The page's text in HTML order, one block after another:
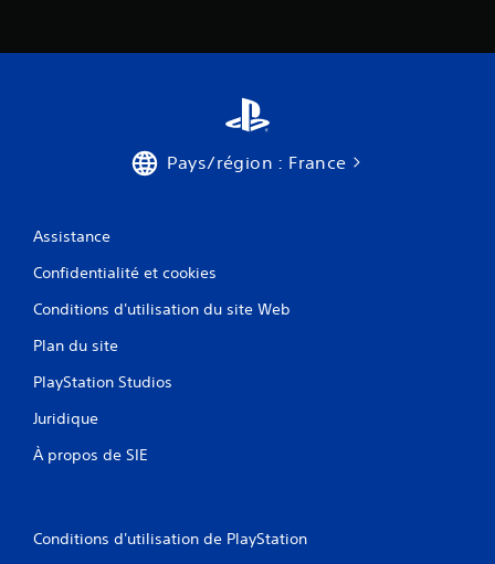
Pays/région : France
Assistance
Confidentialité et cookies
Conditions d'utilisation du site Web
Plan du site
PlayStation Studios
Juridique
À propos de SIE
Conditions d'utilisation de PlayStation